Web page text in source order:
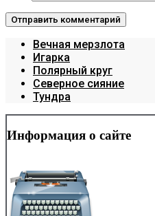
Вечная мерзлота
Игарка
Полярный круг
Северное сияние
Тундра
Информация о сайте